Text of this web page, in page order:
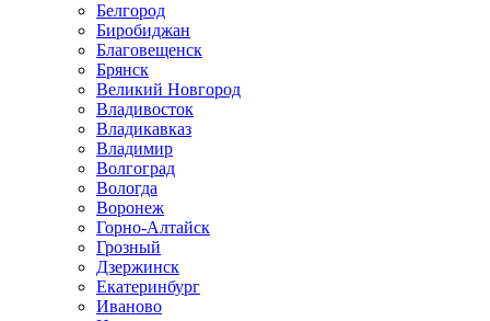
Белгород
Биробиджан
Благовещенск
Брянск
Великий Новгород
Владивосток
Владикавказ
Владимир
Волгоград
Вологда
Воронеж
Горно-Алтайск
Грозный
Дзержинск
Екатеринбург
Иваново